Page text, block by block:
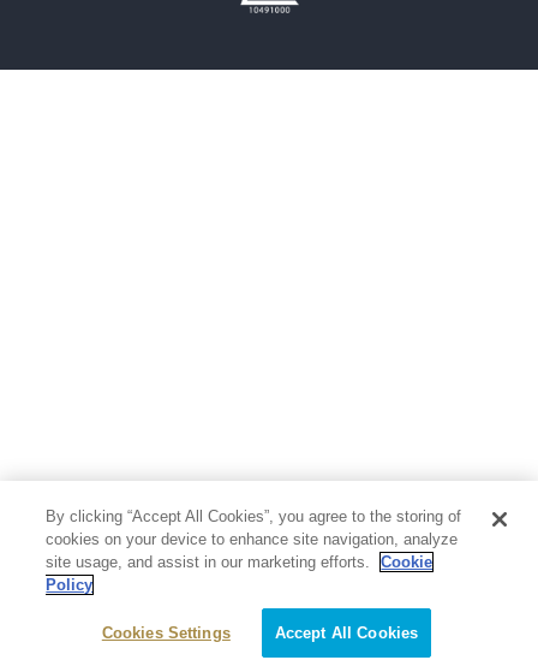
芸術・アート 映画・音楽・演劇
写真集 教養
医学・福祉
By clicking “Accept All Cookies”, you agree to the storing of
cookies on your device to enhance site navigation, analyze
site usage, and assist in our marketing efforts.
Cookie
Policy
Cookies Settings Accept All Cookies